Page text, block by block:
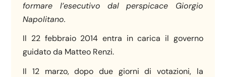
formare l’esecutivo dal perspicace Giorgio
Napolitano.
Il 22 febbraio 2014 entra in carica il governo
guidato da Matteo Renzi.
Il 12 marzo, dopo due giorni di votazioni, la